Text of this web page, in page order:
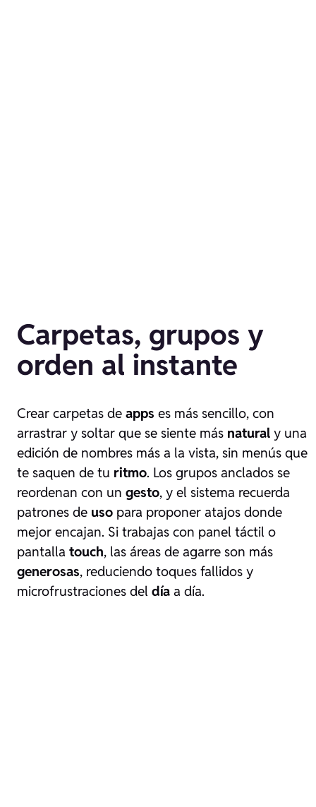
Carpetas, grupos y
orden al instante
Crear carpetas de apps es más sencillo, con
arrastrar y soltar que se siente más natural y una
edición de nombres más a la vista, sin menús que
te saquen de tu ritmo. Los grupos anclados se
reordenan con un gesto, y el sistema recuerda
patrones de uso para proponer atajos donde
mejor encajan. Si trabajas con panel táctil o
pantalla touch, las áreas de agarre son más
generosas, reduciendo toques fallidos y
microfrustraciones del día a día.